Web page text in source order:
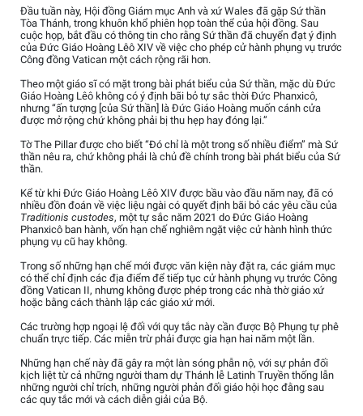
Đầu tuần này, Hội đồng Giám mục Anh và xứ Wales đã gặp Sứ thần
Tòa Thánh, trong khuôn khổ phiên họp toàn thể của hội đồng. Sau
cuộc họp, bắt đầu có thông tin cho rằng Sứ thần đã chuyển đạt ý định
của Đức Giáo Hoàng Lêô XIV về việc cho phép cử hành phụng vụ trước
Công đồng Vatican một cách rộng rãi hơn.
Theo một giáo sĩ có mặt trong bài phát biểu của Sứ thần, mặc dù Đức
Giáo Hoàng Lêô không có ý định bãi bỏ tự sắc thời Đức Phanxicô,
nhưng “ấn tượng [của Sứ thần] là Đức Giáo Hoàng muốn cánh cửa
được mở rộng chứ không phải bị thu hẹp hay đóng lại.”
Tờ The Pillar được cho biết “Đó chỉ là một trong số nhiều điểm” mà Sứ
thần nêu ra, chứ không phải là chủ đề chính trong bài phát biểu của Sứ
thần.
Kể từ khi Đức Giáo Hoàng Lêô XIV được bầu vào đầu năm nay, đã có
nhiều đồn đoán về việc liệu ngài có quyết định bãi bỏ các yêu cầu của
Traditionis custodes, một tự sắc năm 2021 do Đức Giáo Hoàng
Phanxicô ban hành, vốn hạn chế nghiêm ngặt việc cử hành hình thức
phụng vụ cũ hay không.
Trong số những hạn chế mới được văn kiện này đặt ra, các giám mục
có thể chỉ định các địa điểm để tiếp tục cử hành phụng vụ trước Công
đồng Vatican II, nhưng không được phép trong các nhà thờ giáo xứ
hoặc bằng cách thành lập các giáo xứ mới.
Các trường hợp ngoại lệ đối với quy tắc này cần được Bộ Phụng tự phê
chuẩn trực tiếp. Các miễn trừ phải được gia hạn hai năm một lần.
Những hạn chế này đã gây ra một làn sóng phẫn nộ, với sự phản đối
kịch liệt từ cả những người tham dự Thánh lễ Latinh Truyền thống lẫn
những người chỉ trích, những người phản đối giáo hội học đằng sau
các quy tắc mới và cách diễn giải của Bộ.